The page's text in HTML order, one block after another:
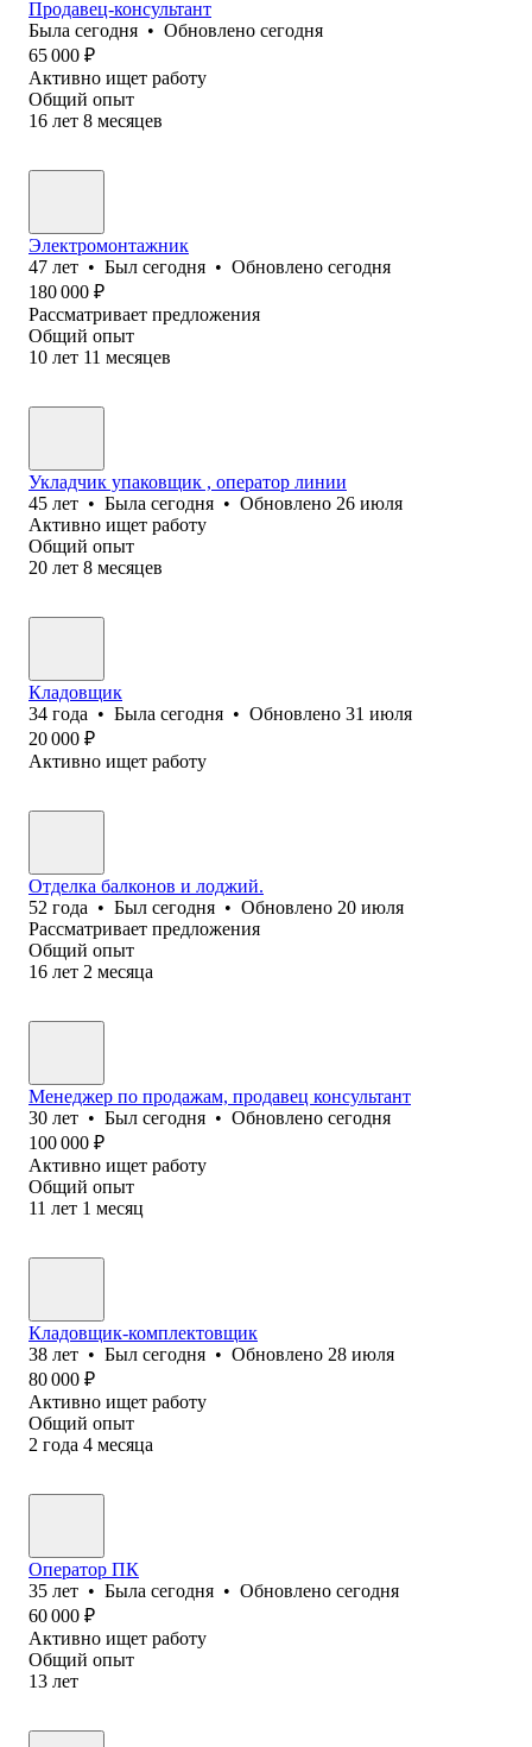
Продавец-консультант
Была сегодня • Обновлено сегодня
65 000 ₽
Активно ищет работу
Общий опыт
16 лет 8 месяцев
Электромонтажник
47 лет • Был сегодня • Обновлено сегодня
180 000 ₽
Рассматривает предложения
Общий опыт
10 лет 11 месяцев
Укладчик упаковщик , оператор линии
45 лет • Была сегодня • Обновлено 26 июля
Активно ищет работу
Общий опыт
20 лет 8 месяцев
Кладовщик
34 года • Была сегодня • Обновлено 31 июля
20 000 ₽
Активно ищет работу
Отделка балконов и лоджий.
52 года • Был сегодня • Обновлено 20 июля
Рассматривает предложения
Общий опыт
16 лет 2 месяца
Менеджер по продажам, продавец консультант
30 лет • Был сегодня • Обновлено сегодня
100 000 ₽
Активно ищет работу
Общий опыт
11 лет 1 месяц
Кладовщик-комплектовщик
38 лет • Был сегодня • Обновлено 28 июля
80 000 ₽
Активно ищет работу
Общий опыт
2 года 4 месяца
Оператор ПК
35 лет • Была сегодня • Обновлено сегодня
60 000 ₽
Активно ищет работу
Общий опыт
13 лет